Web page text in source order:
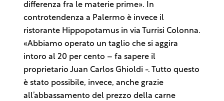
differenza fra le materie prime». In
controtendenza a Palermo è invece il
ristorante Hippopotamus in via Turrisi Colonna.
«Abbiamo operato un taglio che si aggira
intoro al 20 per cento – fa sapere il
proprietario Juan Carlos Ghioldi -. Tutto questo
è stato possibile, invece, anche grazie
all’abbassamento del prezzo della carne